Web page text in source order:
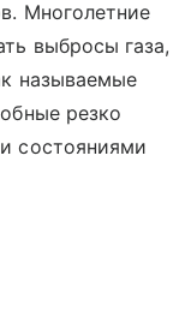
Многолетние
выбросы газа,
называемые
резко
состояниями